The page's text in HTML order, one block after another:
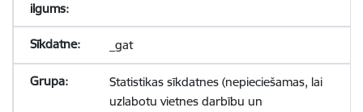
_gat
Statistikas sīkdatnes (nepieciešamas, lai
uzlabotu vietnes darbību un